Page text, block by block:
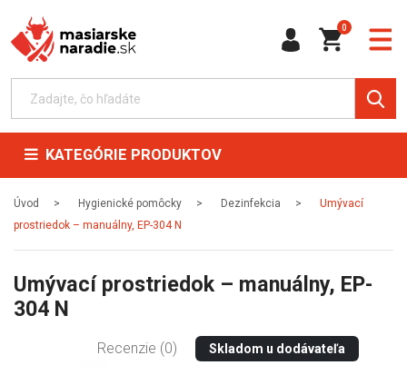
0
KATEGÓRIE PRODUKTOV
Úvod Hygienické pomôcky Dezinfekcia
Umývací
prostriedok – manuálny, EP-304 N
Umývací prostriedok – manuálny, EP-
304 N
Recenzie (0) Skladom u dodávateľa